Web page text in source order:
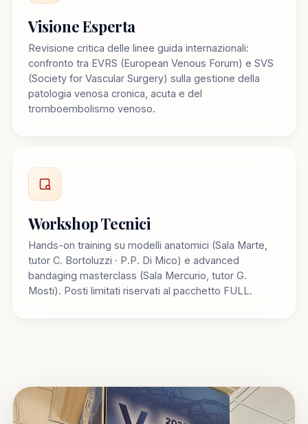
Visione Esperta
Revisione critica delle linee guida internazionali:
confronto tra EVRS (European Venous Forum) e SVS
(Society for Vascular Surgery) sulla gestione della
patologia venosa cronica, acuta e del
tromboembolismo venoso.
Workshop Tecnici
Hands-on training su modelli anatomici (Sala Marte,
tutor C. Bortoluzzi · P.P. Di Mico) e advanced
bandaging masterclass (Sala Mercurio, tutor G.
Mosti). Posti limitati riservati al pacchetto FULL.